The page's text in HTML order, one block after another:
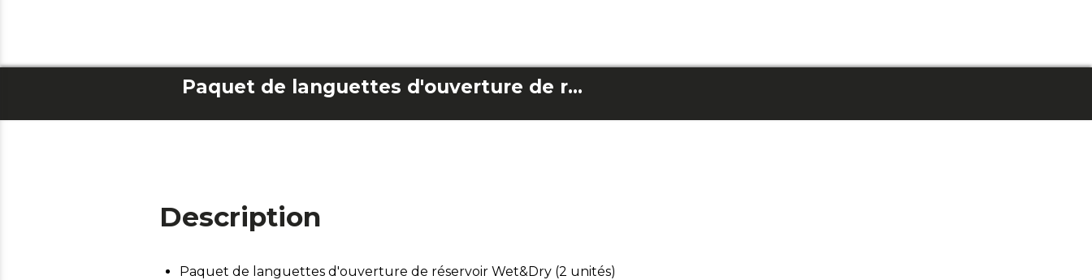
Paquet de languettes d'ouverture de réservoir Wet&Dry (2 unités)
Description
Paquet de languettes d'ouverture de réservoir Wet&Dry (2 unités)